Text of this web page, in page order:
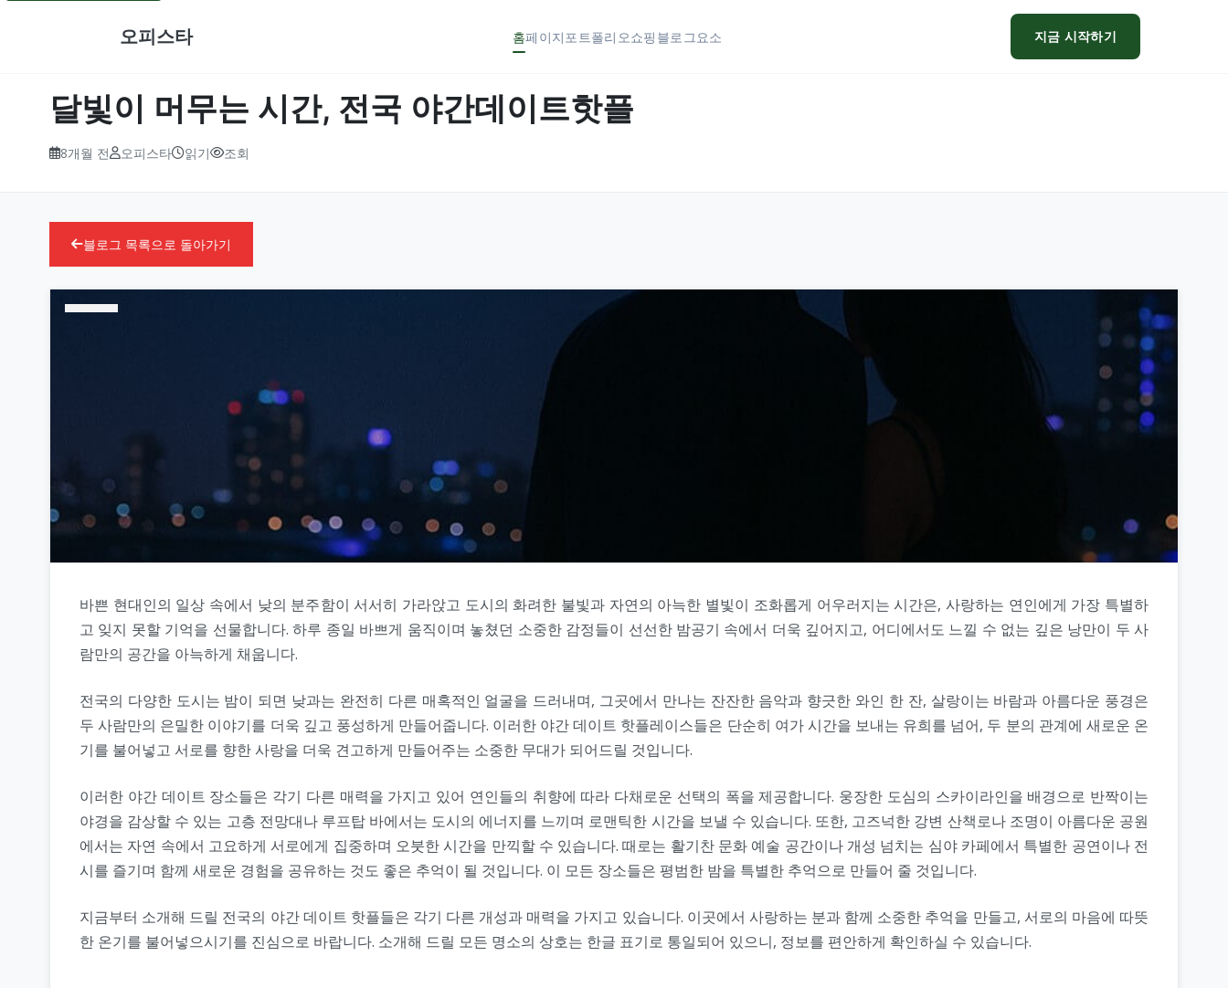
오피스타 홈페이지 포트폴리오쇼핑 블로그 요소 지금 시작하기
달빛이 머무는 시간, 전국 야간데이트핫플
8개월 전 오피스타 읽기 조회
블로그 목록으로 돌아가기
바쁜 현대인의 일상 속에서 낮의 분주함이 서서히 가라앉고 도시의 화려한 불빛과 자연의 아늑한 별빛이 조화롭게 어우러지는 시간은, 사랑하는 연인에게 가장 특별하
고 잊지 못할 기억을 선물합니다. 하루 종일 바쁘게 움직이며 놓쳤던 소중한 감정들이 선선한 밤공기 속에서 더욱 깊어지고, 어디에서도 느낄 수 없는 깊은 낭만이 두 사
람만의 공간을 아늑하게 채웁니다.
전국의 다양한 도시는 밤이 되면 낮과는 완전히 다른 매혹적인 얼굴을 드러내며, 그곳에서 만나는 잔잔한 음악과 향긋한 와인 한 잔, 살랑이는 바람과 아름다운 풍경은
두 사람만의 은밀한 이야기를 더욱 깊고 풍성하게 만들어줍니다. 이러한 야간 데이트 핫플레이스들은 단순히 여가 시간을 보내는 유희를 넘어, 두 분의 관계에 새로운 온
기를 불어넣고 서로를 향한 사랑을 더욱 견고하게 만들어주는 소중한 무대가 되어드릴 것입니다.
이러한 야간 데이트 장소들은 각기 다른 매력을 가지고 있어 연인들의 취향에 따라 다채로운 선택의 폭을 제공합니다. 웅장한 도심의 스카이라인을 배경으로 반짝이는
야경을 감상할 수 있는 고층 전망대나 루프탑 바에서는 도시의 에너지를 느끼며 로맨틱한 시간을 보낼 수 있습니다. 또한, 고즈넉한 강변 산책로나 조명이 아름다운 공원
에서는 자연 속에서 고요하게 서로에게 집중하며 오붓한 시간을 만끽할 수 있습니다. 때로는 활기찬 문화 예술 공간이나 개성 넘치는 심야 카페에서 특별한 공연이나 전
시를 즐기며 함께 새로운 경험을 공유하는 것도 좋은 추억이 될 것입니다. 이 모든 장소들은 평범한 밤을 특별한 추억으로 만들어 줄 것입니다.
지금부터 소개해 드릴 전국의 야간 데이트 핫플들은 각기 다른 개성과 매력을 가지고 있습니다. 이곳에서 사랑하는 분과 함께 소중한 추억을 만들고, 서로의 마음에 따뜻
한 온기를 불어넣으시기를 진심으로 바랍니다. 소개해 드릴 모든 명소의 상호는 한글 표기로 통일되어 있으니, 정보를 편안하게 확인하실 수 있습니다.